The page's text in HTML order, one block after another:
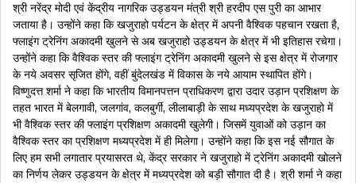
श्री नरेंद्र मोदी एवं केंद्रीय नागरिक उड्डयन मंत्री श्री हरदीप एस पुरी का आभार
जताया है। उन्होंने कहा कि खजुराहो पर्यटन के क्षेत्र में अपनी वैश्विक पहचान रखता है,
फ्लाइंग ट्रेनिंग अकादमी खुलने से अब खजुराहो उड्डयन के क्षेत्र में भी इतिहास रचेगा।
उन्होंने कहा कि वैश्विक स्तर की फ्लाइंग ट्रेनिंग अकादमी खुलने से इस क्षेत्र में रोजगार
के नये अवसर सृजित होंगे, वहीं बुंदेलखंड में विकास के नये आयाम स्थापित होंगे।
विष्णुदत्त शर्मा ने कहा कि भारतीय विमानपत्तन प्राधिकरण द्वारा उदार उड़ान प्रशिक्षण के
तहत भारत में बेलगावी, जलगांव, कलबुर्गी, लीलाबाड़ी के साथ मध्यप्रदेश के खजुराहो में
भी वैश्विक स्तर की फ्लाइंग प्रशिक्षण अकादमी खुलेगी। जिसमें युवाओं को उड़ान का
वैश्विक स्तर का प्रशिक्षण मध्यप्रदेश में ही मिलेगा। उन्होंने कहा कि इस नई सौगात के
लिए हम सभी लगातार प्रयासरत थे, केंद्र सरकार ने खजुराहो में ट्रेनिंग अकादमी खोलने
का निर्णय लेकर उड्डयन के क्षेत्र में मध्यप्रदेश को बड़ी सौगात दी है। श्री शर्मा ने कहा